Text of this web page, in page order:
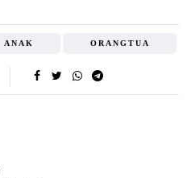
ANAK ORANGTUA